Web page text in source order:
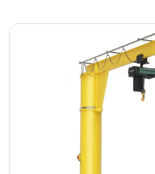
Περιστρεφόμενοι
περιστρεφόμενο